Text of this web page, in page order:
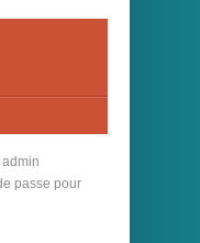
admin
passe pour